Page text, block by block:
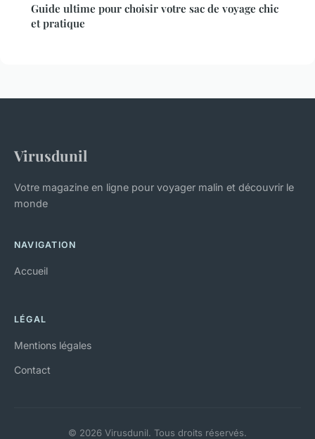
Guide ultime pour choisir votre sac de voyage chic
et pratique
Virusdunil
Votre magazine en ligne pour voyager malin et découvrir le
monde
NAVIGATION
Accueil
LÉGAL
Mentions légales
Contact
© 2026 Virusdunil. Tous droits réservés.